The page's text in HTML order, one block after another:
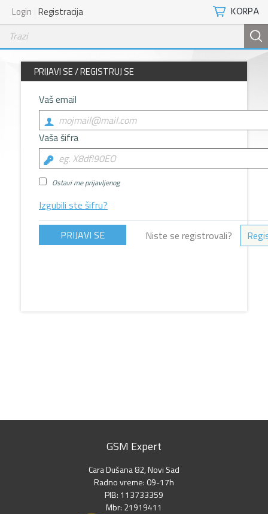
KORPA
Login Registracija
PRIJAVI SE / REGISTRUJ SE
Vaš email
Vaša šifra
Ostavi me prijavljenog
Izgubili ste šifru?
Niste se registrovali?
GSM Expert
Cara Dušana 82, Novi Sad
Radno vreme: 09-17h
PIB: 113733359
Mbr: 21919411